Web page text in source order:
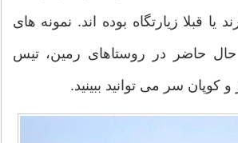
یا قبلا زیارتگاه بوده اند. نمونه های
حاضر در روستاهای رمین، تیس
و کوپان سر می توانید ببینید.